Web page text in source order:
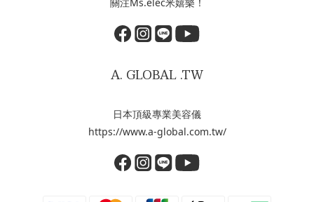
A. GLOBAL .TW
日本頂級專業美容儀
https://www.a-global.com.tw/